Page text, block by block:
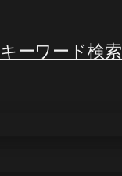
キーワード検索